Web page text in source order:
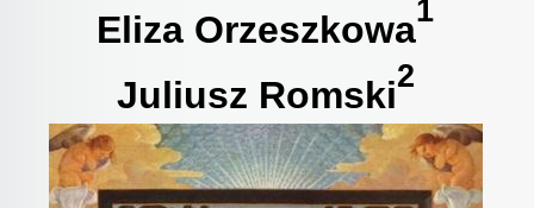
Eliza Orzeszkowa1
Juliusz Romski2